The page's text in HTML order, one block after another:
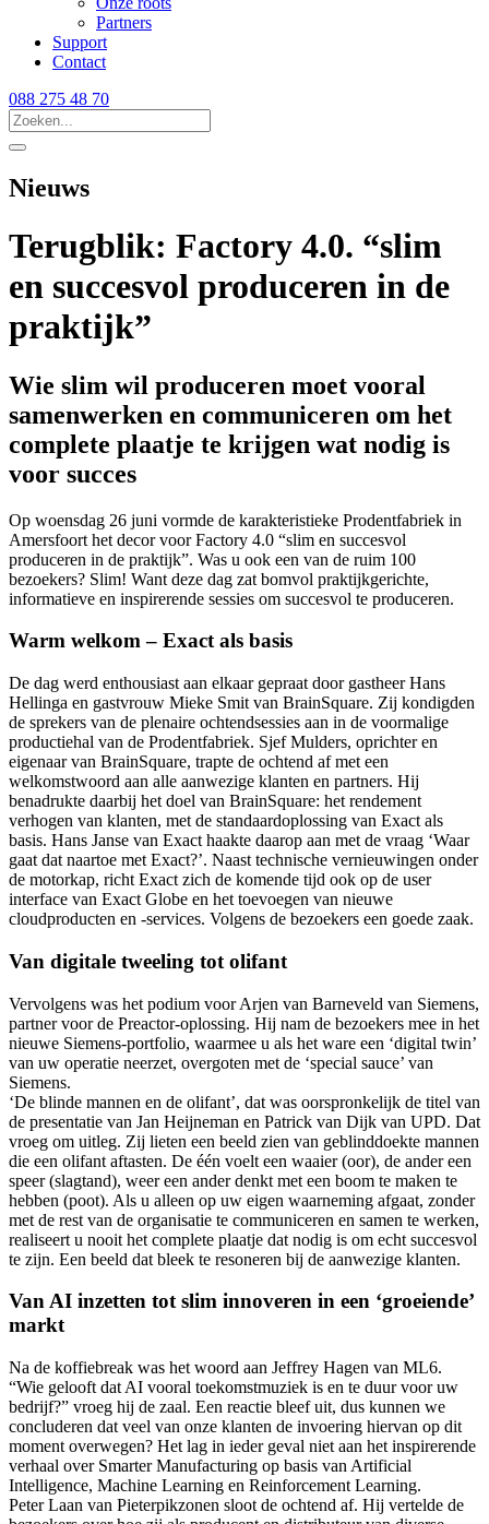
Partners
Support
Contact
088 275 48 70
Nieuws
Terugblik: Factory 4.0. “slim
en succesvol produceren in de
praktijk”
Wie slim wil produceren moet vooral
samenwerken en communiceren om het
complete plaatje te krijgen wat nodig is
voor succes
Op woensdag 26 juni vormde de karakteristieke Prodentfabriek in
Amersfoort het decor voor Factory 4.0 “slim en succesvol
produceren in de praktijk”. Was u ook een van de ruim 100
bezoekers? Slim! Want deze dag zat bomvol praktijkgerichte,
informatieve en inspirerende sessies om succesvol te produceren.
Warm welkom – Exact als basis
De dag werd enthousiast aan elkaar gepraat door gastheer Hans
Hellinga en gastvrouw Mieke Smit van BrainSquare. Zij kondigden
de sprekers van de plenaire ochtendsessies aan in de voormalige
productiehal van de Prodentfabriek. Sjef Mulders, oprichter en
eigenaar van BrainSquare, trapte de ochtend af met een
welkomstwoord aan alle aanwezige klanten en partners. Hij
benadrukte daarbij het doel van BrainSquare: het rendement
verhogen van klanten, met de standaardoplossing van Exact als
basis. Hans Janse van Exact haakte daarop aan met de vraag ‘Waar
gaat dat naartoe met Exact?’. Naast technische vernieuwingen onder
de motorkap, richt Exact zich de komende tijd ook op de user
interface van Exact Globe en het toevoegen van nieuwe
cloudproducten en -services. Volgens de bezoekers een goede zaak.
Van digitale tweeling tot olifant
Vervolgens was het podium voor Arjen van Barneveld van Siemens,
partner voor de Preactor-oplossing. Hij nam de bezoekers mee in het
nieuwe Siemens-portfolio, waarmee u als het ware een ‘digital twin’
van uw operatie neerzet, overgoten met de ‘special sauce’ van
Siemens.
‘De blinde mannen en de olifant’, dat was oorspronkelijk de titel van
de presentatie van Jan Heijneman en Patrick van Dijk van UPD. Dat
vroeg om uitleg. Zij lieten een beeld zien van geblinddoekte mannen
die een olifant aftasten. De één voelt een waaier (oor), de ander een
speer (slagtand), weer een ander denkt met een boom te maken te
hebben (poot). Als u alleen op uw eigen waarneming afgaat, zonder
met de rest van de organisatie te communiceren en samen te werken,
realiseert u nooit het complete plaatje dat nodig is om echt succesvol
te zijn. Een beeld dat bleek te resoneren bij de aanwezige klanten.
Van AI inzetten tot slim innoveren in een ‘groeiende’
markt
Na de koffiebreak was het woord aan Jeffrey Hagen van ML6.
“Wie gelooft dat AI vooral toekomstmuziek is en te duur voor uw
bedrijf?” vroeg hij de zaal. Een reactie bleef uit, dus kunnen we
concluderen dat veel van onze klanten de invoering hiervan op dit
moment overwegen? Het lag in ieder geval niet aan het inspirerende
verhaal over Smarter Manufacturing op basis van Artificial
Intelligence, Machine Learning en Reinforcement Learning.
Peter Laan van Pieterpikzonen sloot de ochtend af. Hij vertelde de